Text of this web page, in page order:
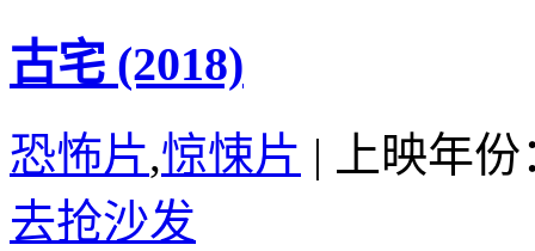
古宅 (2018)
恐怖片,惊悚片 |
上映年
去抢沙发